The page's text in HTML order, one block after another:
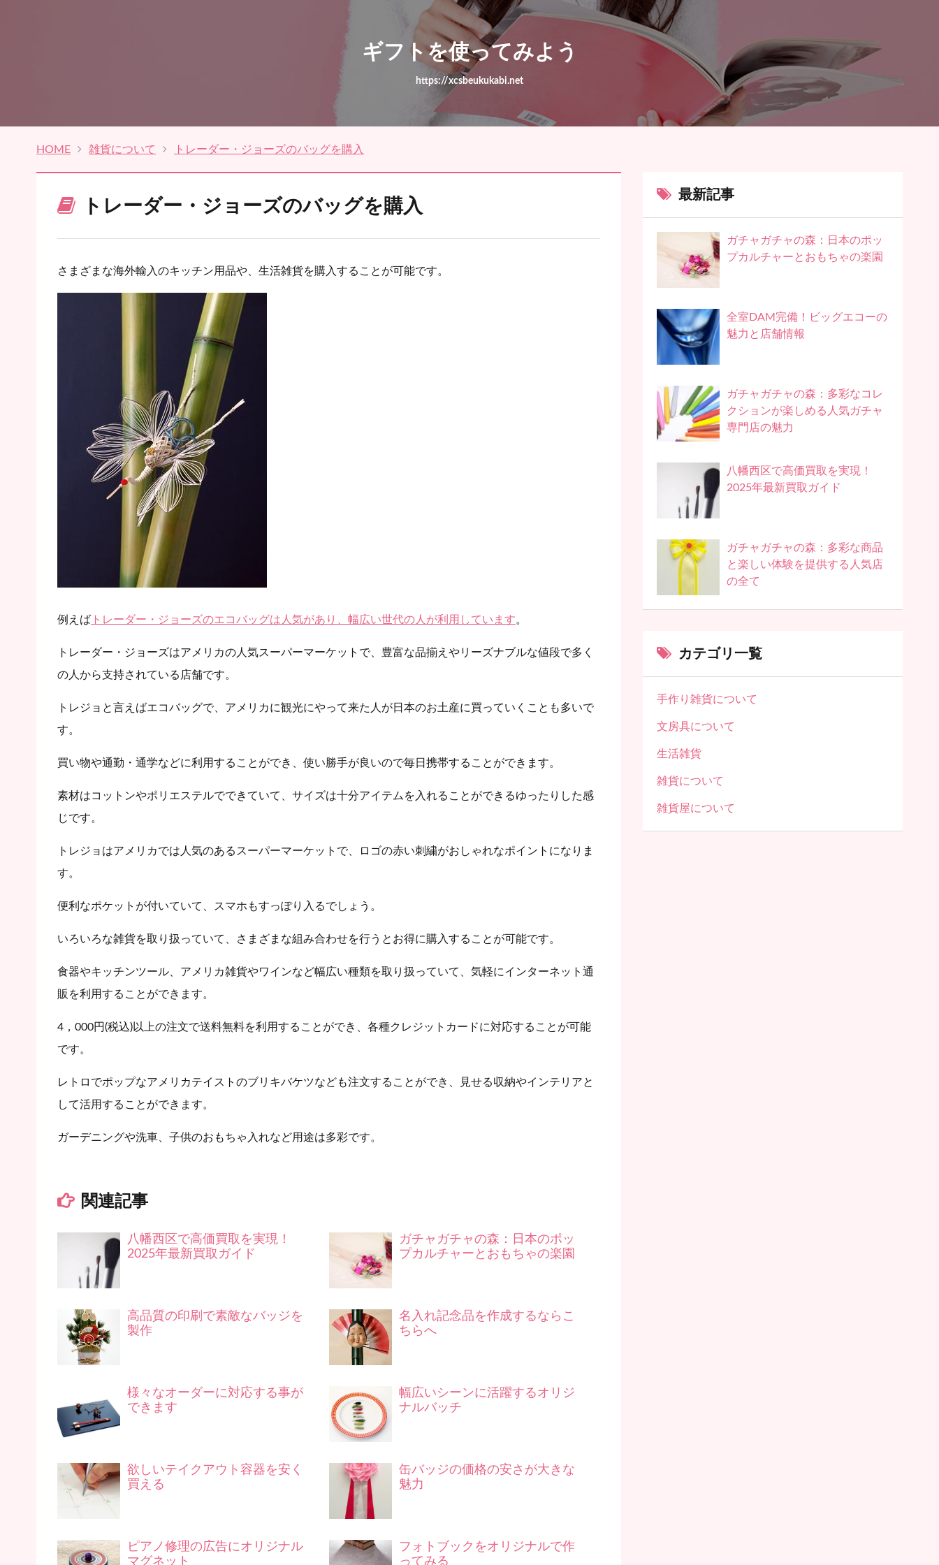
ギフトを使ってみよう
https://xcsbeukukabi.net
HOME 雑貨について トレーダー・ジョーズのバッグを購入
トレーダー・ジョーズのバッグを購入
さまざまな海外輸入のキッチン用品や、生活雑貨を購入することが可能です。
例えば トレーダー・ジョーズのエコバッグは人気があり、幅広い世代の人が利用しています。
トレーダー・ジョーズはアメリカの人気スーパーマーケットで、豊富な品揃えやリーズナブルな値段で多く
の人から支持されている店舗です。
トレジョと言えばエコバッグで、アメリカに観光にやって来た人が日本のお土産に買っていくことも多いで
す。
買い物や通勤・通学などに利用することができ、使い勝手が良いので毎日携帯することができます。
素材はコットンやポリエステルでできていて、サイズは十分アイテムを入れることができるゆったりした感
じです。
トレジョはアメリカでは人気のあるスーパーマーケットで、ロゴの赤い刺繍がおしゃれなポイントになりま
す。
便利なポケットが付いていて、スマホもすっぽり入るでしょう。
いろいろな雑貨を取り扱っていて、さまざまな組み合わせを行うとお得に購入することが可能です。
食器やキッチンツール、アメリカ雑貨やワインなど幅広い種類を取り扱っていて、気軽にインターネット通
販を利用することができます。
4，000円(税込)以上の注文で送料無料を利用することができ、各種クレジットカードに対応することが可能
です。
レトロでポップなアメリカテイストのブリキバケツなども注文することができ、見せる収納やインテリアと
して活用することができます。
ガーデニングや洗車、子供のおもちゃ入れなど用途は多彩です。
関連記事
八幡西区で高価買取を実現！
2025年最新買取ガイド
ガチャガチャの森：日本のポッ
プカルチャーとおもちゃの楽園
高品質の印刷で素敵なバッジを
製作
名入れ記念品を作成するならこ
ちらへ
様々なオーダーに対応する事が
できます
幅広いシーンに活躍するオリジ
ナルバッチ
欲しいテイクアウト容器を安く
買える
缶バッジの価格の安さが大きな
魅力
ピアノ修理の広告にオリジナル
マグネット
フォトブックをオリジナルで作
ってみる
最新記事
ガチャガチャの森：日本のポッ
プカルチャーとおもちゃの楽園
全室DAM完備！ビッグエコーの
魅力と店舗情報
ガチャガチャの森：多彩なコレ
クションが楽しめる人気ガチャ
専門店の魅力
八幡西区で高価買取を実現！
2025年最新買取ガイド
ガチャガチャの森：多彩な商品
と楽しい体験を提供する人気店
の全て
カテゴリ一覧
手作り雑貨について
文房具について
生活雑貨
雑貨について
雑貨屋について